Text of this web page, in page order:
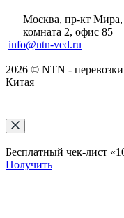
Москва, пр-кт Мира,
комната 2, офис 85
info@ntn-ved.ru
2026 © NTN -
Китая
Бесплатный чек-лист
Получить